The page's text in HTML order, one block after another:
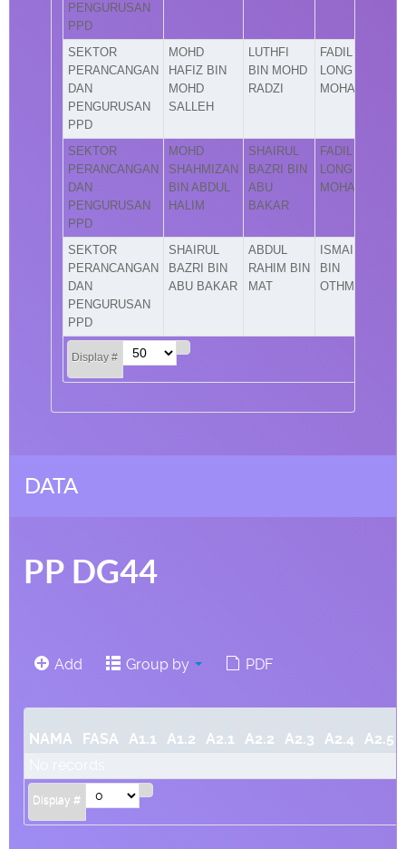
Display #
PENGURUSAN
PPD
SEKTOR
PERANCANGAN
DAN
PENGURUSAN
PPD
MOHD
HAFIZ BIN
MOHD
SALLEH
LUTHFI
BIN MOHD
RADZI
FADIL
LONG BIN
MOHAMAD
SEKTOR
PERANCANGAN
DAN
PENGURUSAN
PPD
MOHD
SHAHMIZAN
BIN ABDUL
HALIM
SHAIRUL
BAZRI BIN
ABU
BAKAR
FADIL
LONG BIN
MOHAMAD
SEKTOR
PERANCANGAN
DAN
PENGURUSAN
PPD
SHAIRUL
BAZRI BIN
ABU BAKAR
ABDUL
RAHIM BIN
MAT
ISMAIL
BIN
OTHMAN
DATA
PP DG44
Add Group by PDF
NAMA FASA A1.1 A1.2 A2.1 A2.2 A2.3 A2.4 A2.5
Display #